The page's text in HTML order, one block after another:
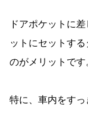
ドアポケットに
ットにセットする
のがメリットです
特に、車内をすっ